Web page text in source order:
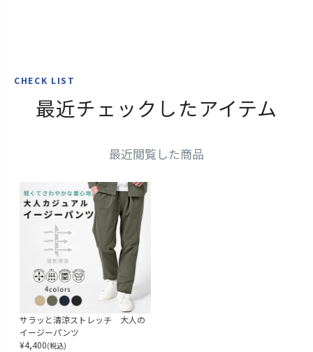
CHECK LIST
最近チェックしたアイテム
最近閲覧した商品
サラッと清涼ストレッチ 大人の
イージーパンツ
¥4,400(税込)